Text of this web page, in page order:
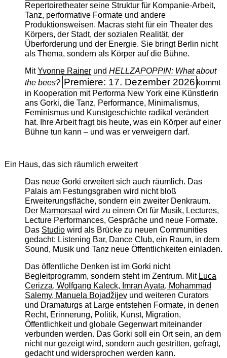
Repertoiretheater seine Struktur für Kompanie-Arbeit,
Tanz, performative Formate und andere
Produktionsweisen. Macras steht für ein Theater des
Körpers, der Stadt, der sozialen Realität, der
Überforderung und der Energie. Sie bringt Berlin nicht
als Thema, sondern als Körper auf die Bühne.
MitYvonne Rainerund HELLZAPOPPIN: What about
the bees? Premiere: 17. Dezember 2026 kommt
in Kooperation mit Performa New York eine Künstlerin
ans Gorki, die Tanz, Performance, Minimalismus,
Feminismus und Kunstgeschichte radikal verändert
hat. Ihre Arbeit fragt bis heute, was ein Körper auf einer
Bühne tun kann – und was er verweigern darf.
Ein Haus, das sich räumlich erweitert
Das neue Gorki erweitert sich auch räumlich. Das
Palais am Festungsgraben wird nicht bloß
Erweiterungsfläche, sondern ein zweiter Denkraum.
Der Marmorsaal wird zu einem Ort für Musik, Lectures,
Lecture Performances, Gespräche und neue Formate.
Das Studiowird als Brücke zu neuen Communities
gedacht: Listening Bar, Dance Club, ein Raum, in dem
Sound, Musik und Tanz neue Öffentlichkeiten einladen.
Das öffentliche Denken ist im Gorki nicht
Begleitprogramm, sondern steht im Zentrum. Mit Luca
Cerizza, Wolfgang Kaleck, Imran Ayata, Mohammad
Salemy, Manuela Bojadžijevund weiteren Curators
und Dramaturgs at Large entstehen Formate, in denen
Recht, Erinnerung, Politik, Kunst, Migration,
Öffentlichkeit und globale Gegenwart miteinander
verbunden werden. Das Gorki soll ein Ort sein, an dem
nicht nur gezeigt wird, sondern auch gestritten, gefragt,
gedacht und widersprochen werden kann.